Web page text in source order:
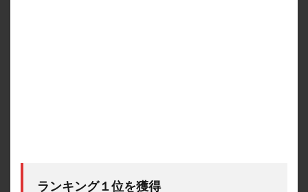
ランキング１位を獲得